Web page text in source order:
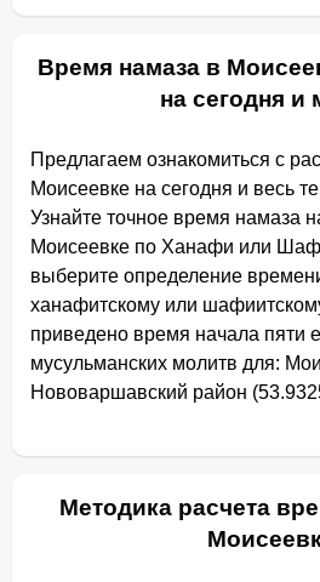
Время намаза в
на сегодня и
Предлагаем ознакомиться с
Моисеевке на сегодня и весь
Узнайте точное время намаза
Моисеевке по Ханафи или
выберите определение
ханафитскому или
приведено время начала пяти
мусульманских молитв для:
Нововаршавский район
Методика расчета